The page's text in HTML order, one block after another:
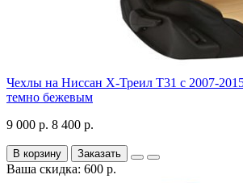
Чехлы на Ниссан Х-Треил Т31 с 2007-
темно бежевым
9 000 р. 8 400 р.
В корзину Заказать
Ваша скидка: 600 р.